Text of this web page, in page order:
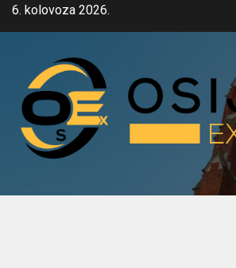
Skip6. kolovoza 2026.